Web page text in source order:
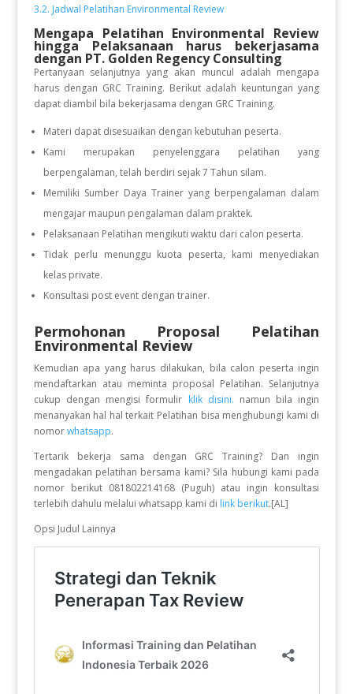
3.2. Jadwal Pelatihan Environmental Review
Mengapa Pelatihan Environmental Review
hingga Pelaksanaan harus bekerjasama
dengan PT. Golden Regency Consulting
Pertanyaan selanjutnya yang akan muncul adalah mengapa
harus dengan GRC Training. Berikut adalah keuntungan yang
dapat diambil bila bekerjasama dengan GRC Training.
Materi dapat disesuaikan dengan kebutuhan peserta.
Kami merupakan penyelenggara pelatihan yang
berpengalaman, telah berdiri sejak 7 Tahun silam.
Memiliki Sumber Daya Trainer yang berpengalaman dalam
mengajar maupun pengalaman dalam praktek.
Pelaksanaan Pelatihan mengikuti waktu dari calon peserta.
Tidak perlu menunggu kuota peserta, kami menyediakan
kelas private.
Konsultasi post event dengan trainer.
Permohonan Proposal Pelatihan
Environmental Review
Kemudian apa yang harus dilakukan, bila calon peserta ingin
mendaftarkan atau meminta proposal Pelatihan. Selanjutnya
cukup dengan mengisi formulir klik disini. namun bila ingin
menanyakan hal hal terkait Pelatihan bisa menghubungi kami di
nomor whatsapp.
Tertarik bekerja sama dengan GRC Training? Dan ingin
mengadakan pelatihan bersama kami? Sila hubungi kami pada
nomor berikut 081802214168 (Puguh) atau ingin konsultasi
terlebih dahulu melalui whatsapp kami di link berikut.[AL]
Opsi Judul Lainnya